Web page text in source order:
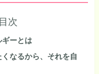
次
ーとは
なるから、それを自